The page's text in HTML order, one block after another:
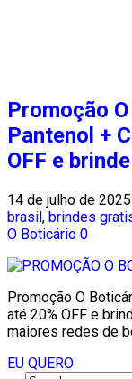
Promoção
Pantenol +
OFF e
14 de julho de 2025
brasil, brindes
O Boticário 0
Promoção O
até 20% OFF e
maiores redes de
EU QUERO